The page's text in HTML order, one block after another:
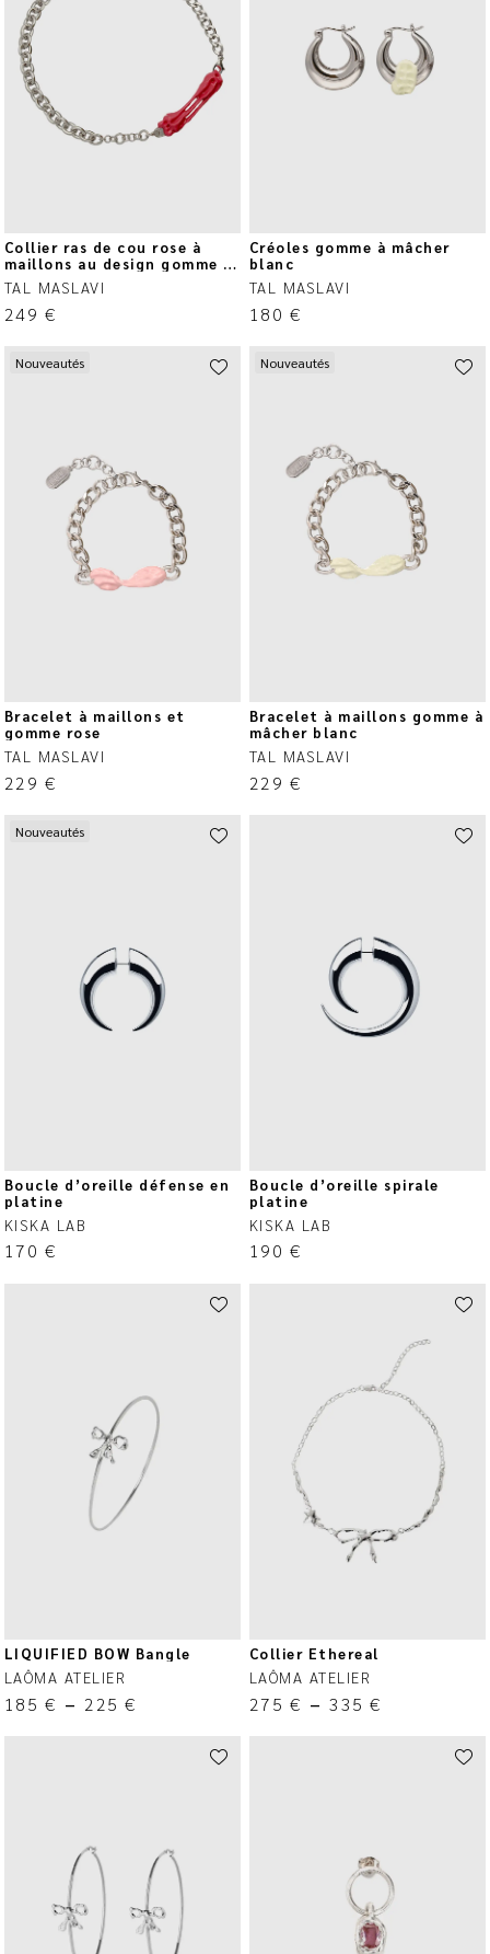
Collier ras de cou rose à
maillons au design gomme à
mâcher
TAL MASLAVI
249 €
Créoles gomme à mâcher
blanc
TAL MASLAVI
180 €
Nouveautés
Bracelet à maillons et
gomme rose
TAL MASLAVI
229 €
Nouveautés
Bracelet à maillons gomme à
mâcher blanc
TAL MASLAVI
229 €
Nouveautés
Boucle d’oreille défense en
platine
KISKA LAB
170 €
Boucle d’oreille spirale
platine
KISKA LAB
190 €
LIQUIFIED BOW Bangle
LAÔMA ATELIER
185 € – 225€
Collier Ethereal
LAÔMA ATELIER
275 € – 335€